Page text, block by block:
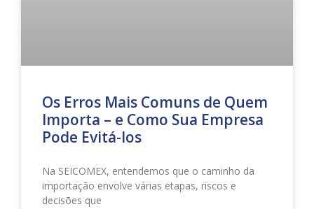
Os Erros Mais Comuns de Quem
Importa – e Como Sua Empresa
Pode Evitá-los
Na SEICOMEX, entendemos que o caminho da
importação envolve várias etapas, riscos e
decisões que